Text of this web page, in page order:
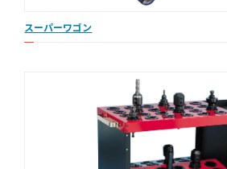
スーパーワゴン